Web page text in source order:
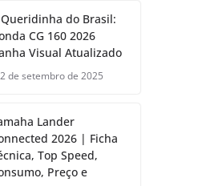
do Brasil:
CG 160 2026
Visual Atualizado
2 de setembro de 2025
Lander
2026 | Ficha
Top Speed,
Preço e